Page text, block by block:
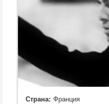
Страна: Франция